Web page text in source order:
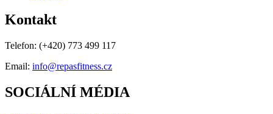
Kontakt
Telefon: (+420) 773 499 117
Email: info@repasfitness.cz
SOCIÁLNÍ MÉDIA